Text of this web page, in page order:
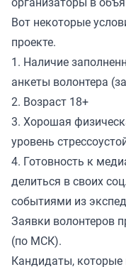
Вот некоторые
проекте.
1. Наличие
анкеты волонтера
2. Возраст 18+
3. Хорошая
уровень
4. Готовность к
делиться в своих
событиями из
Заявки волонтеров
(по МСК).
Кандидаты, которые